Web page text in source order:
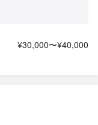
¥30,000〜¥40,000